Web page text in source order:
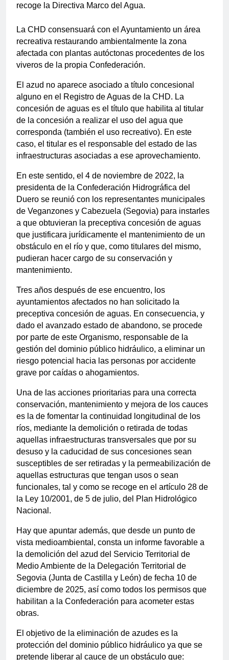
recoge la Directiva Marco del Agua.
La CHD consensuará con el Ayuntamiento un área
recreativa restaurando ambientalmente la zona
afectada con plantas autóctonas procedentes de los
viveros de la propia Confederación.
El azud no aparece asociado a título concesional
alguno en el Registro de Aguas de la CHD. La
concesión de aguas es el título que habilita al titular
de la concesión a realizar el uso del agua que
corresponda (también el uso recreativo). En este
caso, el titular es el responsable del estado de las
infraestructuras asociadas a ese aprovechamiento.
En este sentido, el 4 de noviembre de 2022, la
presidenta de la Confederación Hidrográfica del
Duero se reunió con los representantes municipales
de Veganzones y Cabezuela (Segovia) para instarles
a que obtuvieran la preceptiva concesión de aguas
que justificara jurídicamente el mantenimiento de un
obstáculo en el río y que, como titulares del mismo,
pudieran hacer cargo de su conservación y
mantenimiento.
Tres años después de ese encuentro, los
ayuntamientos afectados no han solicitado la
preceptiva concesión de aguas. En consecuencia, y
dado el avanzado estado de abandono, se procede
por parte de este Organismo, responsable de la
gestión del dominio público hidráulico, a eliminar un
riesgo potencial hacia las personas por accidente
grave por caídas o ahogamientos.
Una de las acciones prioritarias para una correcta
conservación, mantenimiento y mejora de los cauces
es la de fomentar la continuidad longitudinal de los
ríos, mediante la demolición o retirada de todas
aquellas infraestructuras transversales que por su
desuso y la caducidad de sus concesiones sean
susceptibles de ser retiradas y la permeabilización de
aquellas estructuras que tengan usos o sean
funcionales, tal y como se recoge en el artículo 28 de
la Ley 10/2001, de 5 de julio, del Plan Hidrológico
Nacional.
Hay que apuntar además, que desde un punto de
vista medioambiental, consta un informe favorable a
la demolición del azud del Servicio Territorial de
Medio Ambiente de la Delegación Territorial de
Segovia (Junta de Castilla y León) de fecha 10 de
diciembre de 2025, así como todos los permisos que
habilitan a la Confederación para acometer estas
obras.
El objetivo de la eliminación de azudes es la
protección del dominio público hidráulico ya que se
pretende liberar al cauce de un obstáculo que: